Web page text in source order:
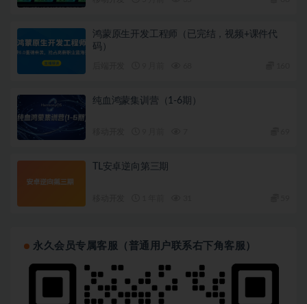
鸿蒙原生开发工程师（已完结，视频+课件代
码）
纯血鸿蒙集训营（1-6期）
TL安卓逆向第三期
永久会员专属客服（普通用户联系右下角客服）